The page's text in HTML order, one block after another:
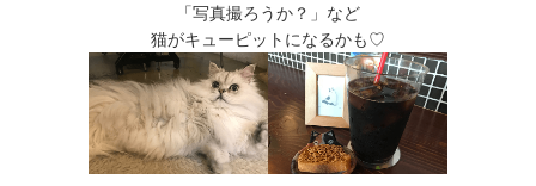
「写真撮ろうか？」 など
猫がキューピットになるかも♡